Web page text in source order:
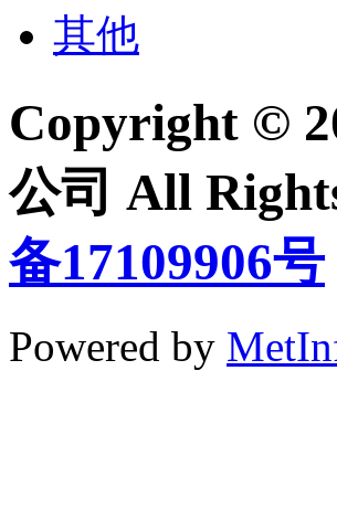
其他
Copyright ©
公司 All
备17109906号
Powered by